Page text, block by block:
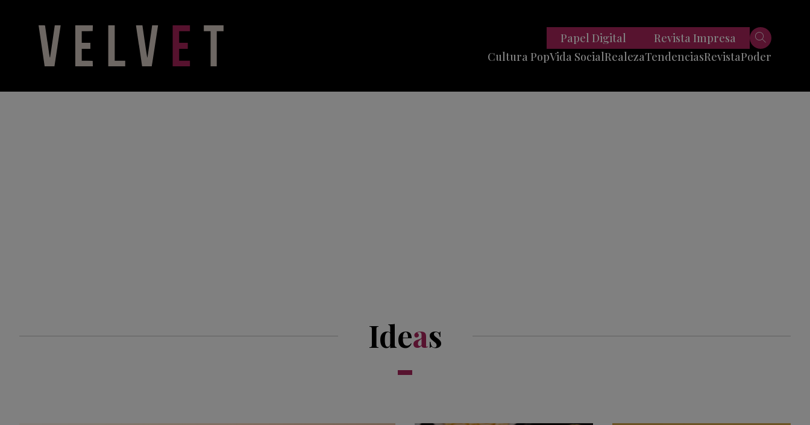
Cultura PopVida SocialRealezaTendenciasRevistaPoder
Papel Digital Revista Impresa
Ideas